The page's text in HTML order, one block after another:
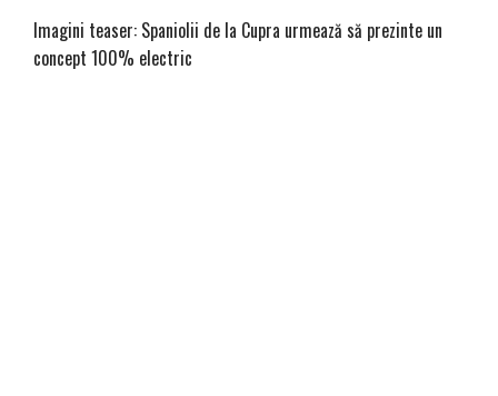
Imagini teaser: Spaniolii de la Cupra urmează să prezinte un
concept 100% electric